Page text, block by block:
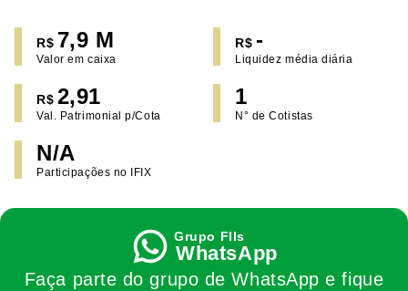
R$ 7,9 M
Valor em caixa
R$ -
Liquidez média diária
R$ 2,91
Val. Patrimonial p/Cota
1
N° de Cotistas
N/A
Participações no IFIX
WhatsApp
Faça parte do grupo de WhatsApp e fique